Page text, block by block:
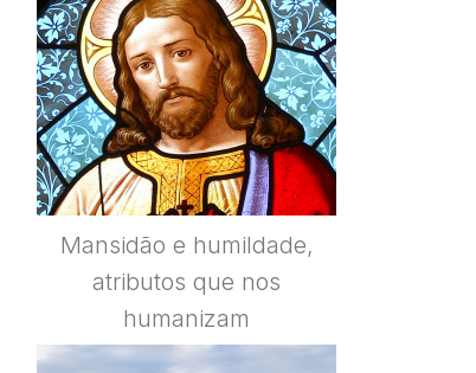
Mansidão e humildade,
atributos que nos
humanizam